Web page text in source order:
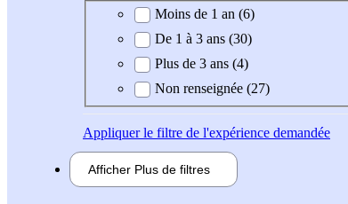
Expérience demandée
Moins de 1 an (6)
De 1 à 3 ans (30)
Plus de 3 ans (4)
Non renseignée (27)
Appliquerle filtre de l'expérience demandée
Afficher Plus de filtres